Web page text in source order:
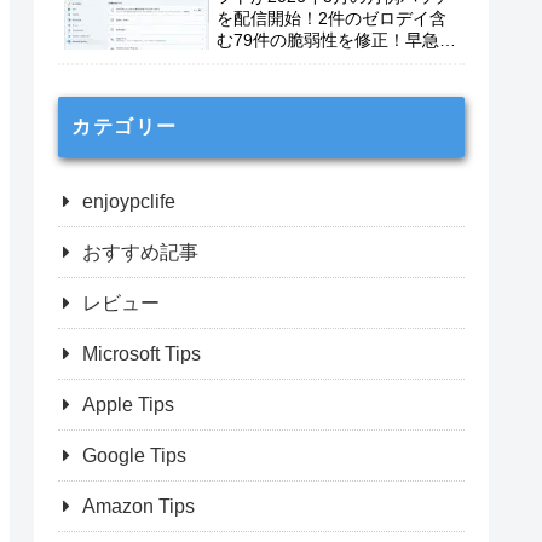
を配信開始！2件のゼロデイ含
む79件の脆弱性を修正！早急に
カテゴリー
enjoypclife
おすすめ記事
レビュー
Microsoft Tips
Apple Tips
Google Tips
Amazon Tips